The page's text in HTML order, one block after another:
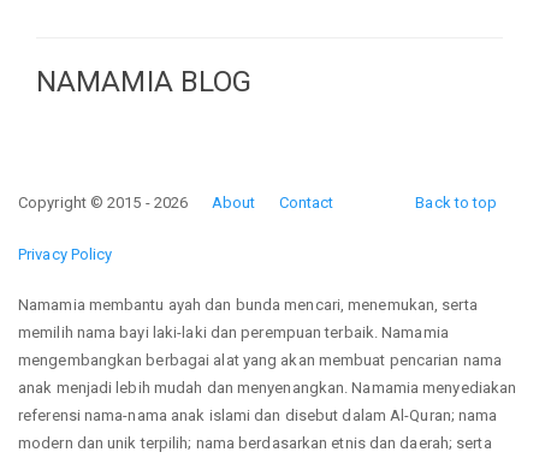
NAMAMIA BLOG
Back to top
Copyright © 2015 - 2026 About Contact
Privacy Policy
Namamia membantu ayah dan bunda mencari, menemukan, serta
memilih nama bayi laki-laki dan perempuan terbaik. Namamia
mengembangkan berbagai alat yang akan membuat pencarian nama
anak menjadi lebih mudah dan menyenangkan. Namamia menyediakan
referensi nama-nama anak islami dan disebut dalam Al-Quran; nama
modern dan unik terpilih; nama berdasarkan etnis dan daerah; serta